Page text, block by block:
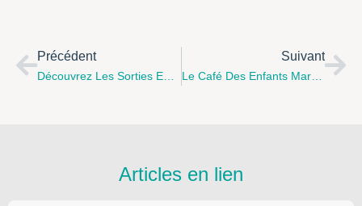
Précédent Suivant
Le Café Des Enfants Marelle Et Ricochet Recrute 2 Jeunes En Service Civique !
Articles en lien